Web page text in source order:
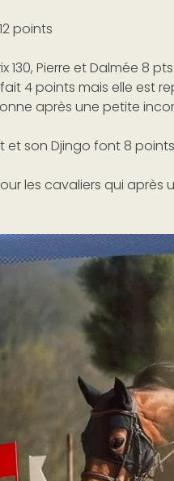
points
130, Pierre et Dalmée 8 pts
fait 4 points mais elle est
après une petite
et son Djingo font 8 points
les cavaliers qui